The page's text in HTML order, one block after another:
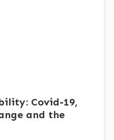
Covid-19,
and the